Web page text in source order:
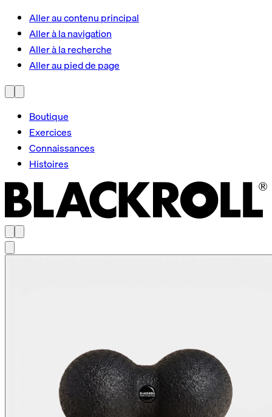
Aller au contenu principal
Aller à la navigation
Aller à la recherche
Aller au pied de page
Boutique
Exercices
Connaissances
Histoires